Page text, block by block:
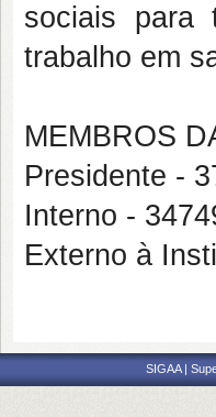
sociais para
trabalho em
MEMBROS
Presidente -
Interno -
Externo à
SIGAA |